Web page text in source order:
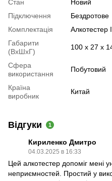
Стан
Новий
Підключення
Бездротове
Комплектація
Алкотестер
Габарити
(ВхШхГ)
100 x 27 x
Сфера
використання
Побутовий
Країна
виробник
Китай
Відгуки 1
Кириленко Дмитро
04.03.2025 в 16:33
Цей алкотестер допоміг мені
неприємностей. Простий у